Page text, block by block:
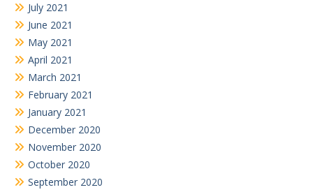
July 2021
June 2021
May 2021
April 2021
March 2021
February 2021
January 2021
December 2020
November 2020
October 2020
September 2020